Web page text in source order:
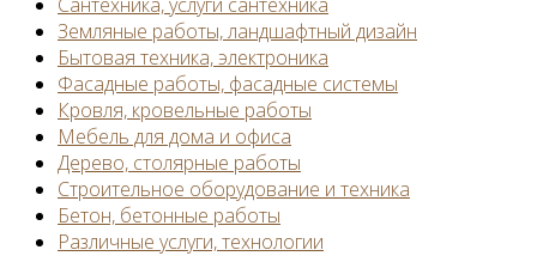
Земляные работы, ландшафтный дизайн
Бытовая техника, электроника
Фасадные работы, фасадные системы
Кровля, кровельные работы
Мебель для дома и офиса
Дерево, столярные работы
Строительное оборудование и техника
Бетон, бетонные работы
Различные услуги, технологии